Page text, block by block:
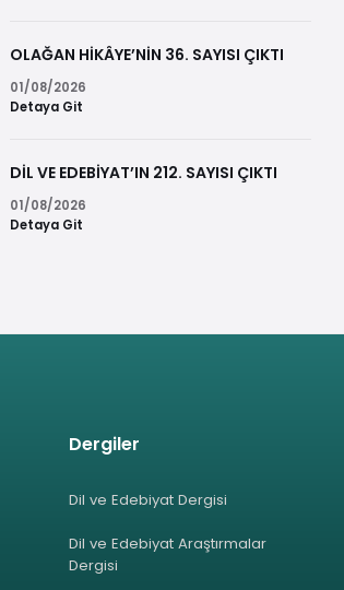
OLAĞAN HİKÂYE’NİN 36. SAYISI ÇIKTI
01/08/2026
Detaya Git
DİL VE EDEBİYAT’IN 212. SAYISI ÇIKTI
01/08/2026
Detaya Git
Dergiler
Dil ve Edebiyat Dergisi
Dil ve Edebiyat Araştırmalar
Dergisi